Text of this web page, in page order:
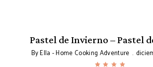
Pastel de Invierno – Pastel
ByElla - Home Cooking Adventure